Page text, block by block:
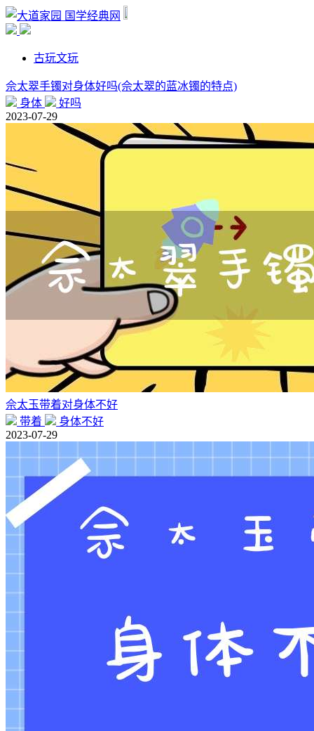
国学经典网
古玩文玩
佘太翠手镯对身体好吗(佘太翠的蓝冰镯的特点)
身体
好吗
2023-07-29
佘太玉带着对身体不好
带着
身体不好
2023-07-29